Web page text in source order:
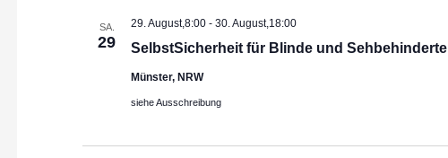
SA.
29 SelbstSicherheit für Blinde und Sehbehinderte
29. August,8:00 -30. August,18:00
Münster, NRW
siehe Ausschreibung